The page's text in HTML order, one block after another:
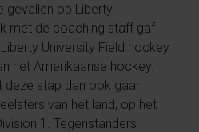
gevallen op Liberty
met de coaching staff gaf
University Field hockey
het Amerikaanse hockey.
deze stap dan ook gaan
van het land, op het
1. Tegenstanders